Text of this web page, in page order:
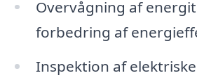
Overvågning af
forbedring af
Inspektion af